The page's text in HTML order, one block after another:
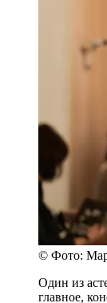
© Фото:
Один из
главное,